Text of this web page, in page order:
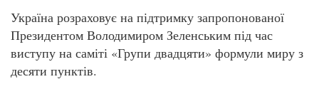
Україна розраховує на підтримку запропонованої
Президентом Володимиром Зеленським під час
виступу на саміті «Групи двадцяти» формули миру з
десяти пунктів.